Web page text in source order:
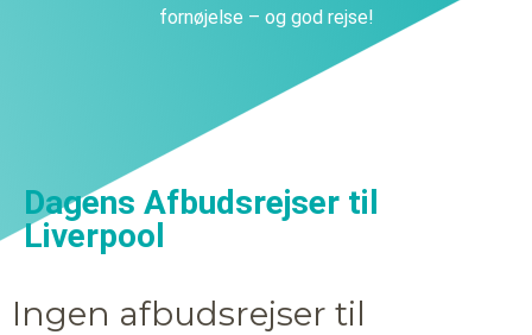
fornøjelse – og god rejse!
Dagens Afbudsrejser til
Liverpool
Ingen afbudsrejser til